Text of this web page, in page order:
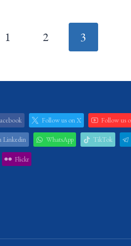
1 2 3
Follow us on X Follow us
Linkedin WhatsApp TikTok
Flickr